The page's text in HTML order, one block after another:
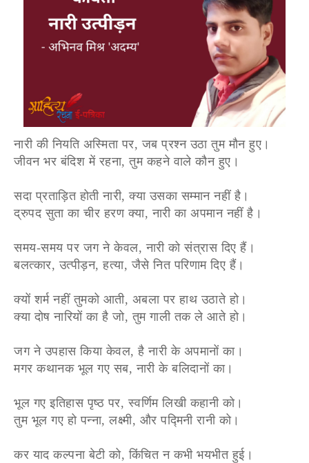
नारी की नियति अस्मिता पर, जब प्रश्न उठा तुम मौन हुए।
जीवन भर बंदिश में रहना, तुम कहने वाले कौन हुए।
सदा प्रताड़ित होती नारी, क्या उसका सम्मान नहीं है।
द्रुपद सुता का चीर हरण क्या, नारी का अपमान नहीं है।
समय-समय पर जग ने केवल, नारी को संत्रास दिए हैं।
बलत्कार, उत्पीड़न, हत्या, जैसे नित परिणाम दिए हैं।
क्यों शर्म नहीं तुमको आती, अबला पर हाथ उठाते हो।
क्या दोष नारियों का है जो, तुम गाली तक ले आते हो।
जग ने उपहास किया केवल, है नारी के अपमानों का।
मगर कथानक भूल गए सब, नारी के बलिदानों का।
भूल गए इतिहास पृष्ठ पर, स्वर्णिम लिखी कहानी को।
तुम भूल गए हो पन्ना, लक्ष्मी, और पद्मिनी रानी को।
कर याद कल्पना बेटी को, किंचित न कभी भयभीत हुई।